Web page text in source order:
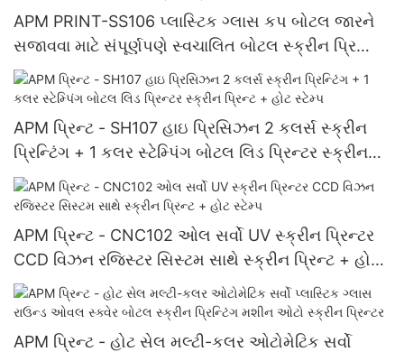
APM PRINT-SS106 પ્લાસ્ટિક ગ્લાસ કપ બોટલ જારને
સજાવવા માટે સંપૂર્ણપણે સ્વચાલિત બોટલ સ્ક્રીન પ્રિન્ટિંગ
મશીન
APM પ્રિન્ટ - SH107 હાઇ પ્રિસિઝન 2 કલર્સ સ્ક્રીન
પ્રિન્ટિંગ + 1 કલર સ્ટેમ્પિંગ બોટલ લિડ પ્રિન્ટર સ્ક્રીન
પ્રિન્ટ + હોટ સ્ટેમ્પ
APM પ્રિન્ટ - CNC102 ઓલ સર્વો UV સ્ક્રીન પ્રિન્ટર
CCD વિઝન રજિસ્ટર સિસ્ટમ સાથે સ્ક્રીન પ્રિન્ટ + હોટ
સ્ટેમ્પ
APM પ્રિન્ટ - હોટ સેલ મલ્ટી-કલર ઓટોમેટિક સર્વો